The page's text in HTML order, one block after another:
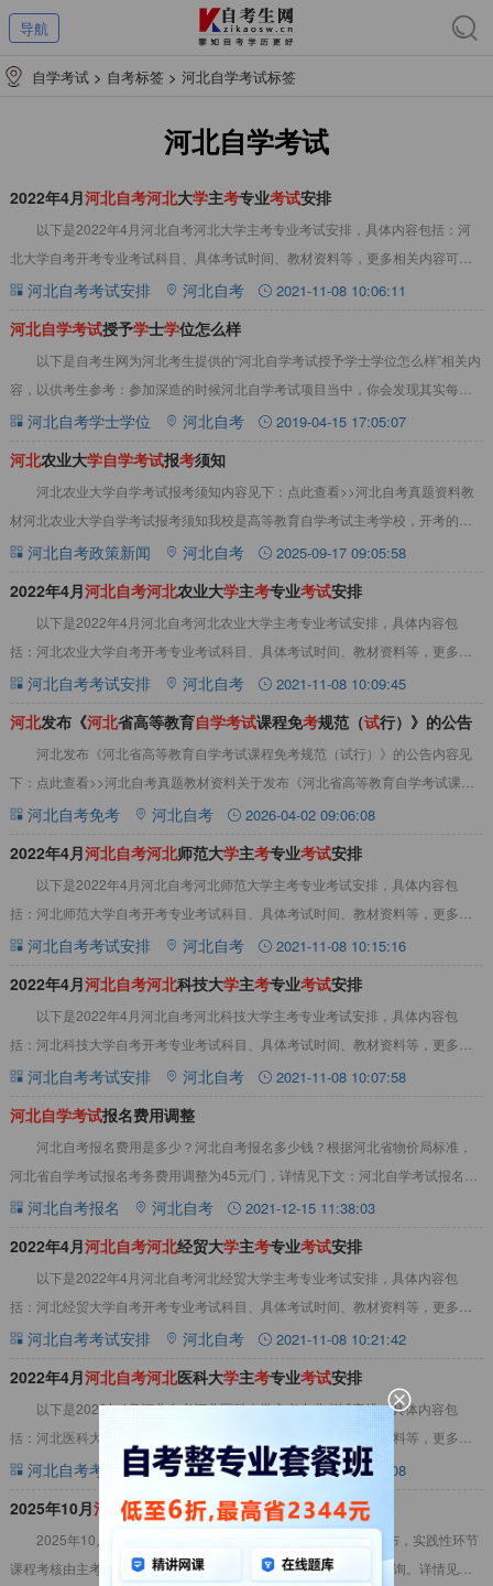
导航
自学考试 > 自考标签 > 河北自学考试标签
河北自学考试
2022年4月河北自考河北大学主考专业考试安排
以下是2022年4月河北自考河北大学主考专业考试安排，具体内容包括：河
北大学自考开考专业考试科目、具体考试时间、教材资料等，更多相关内容可查
看本站河北自考考试安排栏目。点此查看：自
河北自考考试安排 河北自考 2021-11-08 10:06:11
河北自学考试授予学士学位怎么样
以下是自考生网为河北考生提供的“河北自学考试授予学士学位怎么样”相关内
容，以供考生参考：参加深造的时候河北自学考试项目当中，你会发现其实每年
报考自考的学生较多，而且这部分在职人员就
河北自考学士学位 河北自考 2019-04-15 17:05:07
河北农业大学自学考试报考须知
河北农业大学自学考试报考须知内容见下：点此查看>>河北自考真题资料教
材河北农业大学自学考试报考须知我校是高等教育自学考试主考学校，开考的本
科专业共有3个，分别为：农林经济管理、动物
河北自考政策新闻 河北自考 2025-09-17 09:05:58
2022年4月河北自考河北农业大学主考专业考试安排
以下是2022年4月河北自考河北农业大学主考专业考试安排，具体内容包
括：河北农业大学自考开考专业考试科目、具体考试时间、教材资料等，更多相
关内容可查看本站河北自考考试安排栏目。点此
河北自考考试安排 河北自考 2021-11-08 10:09:45
河北发布《河北省高等教育自学考试课程免考规范（试行）》的公告
河北发布《河北省高等教育自学考试课程免考规范（试行）》的公告内容见
下：点此查看>>河北自考真题教材资料关于发布《河北省高等教育自学考试课程
免考规范（试行）》的公告为进一步完善我省高
河北自考免考 河北自考 2026-04-02 09:06:08
2022年4月河北自考河北师范大学主考专业考试安排
以下是2022年4月河北自考河北师范大学主考专业考试安排，具体内容包
括：河北师范大学自考开考专业考试科目、具体考试时间、教材资料等，更多相
关内容可查看本站河北自考考试安排栏目。点此
河北自考考试安排 河北自考 2021-11-08 10:15:16
2022年4月河北自考河北科技大学主考专业考试安排
以下是2022年4月河北自考河北科技大学主考专业考试安排，具体内容包
括：河北科技大学自考开考专业考试科目、具体考试时间、教材资料等，更多相
关内容可查看本站河北自考考试安排栏目。点此
河北自考考试安排 河北自考 2021-11-08 10:07:58
河北自学考试报名费用调整
河北自考报名费用是多少？河北自考报名多少钱？根据河北省物价局标准，
河北省自学考试报名考务费用调整为45元/门，详情见下文：河北自学考试报名费
用调整一、河北自考报名费根据河北省物价局
河北自考报名 河北自考 2021-12-15 11:38:03
2022年4月河北自考河北经贸大学主考专业考试安排
以下是2022年4月河北自考河北经贸大学主考专业考试安排，具体内容包
括：河北经贸大学自考开考专业考试科目、具体考试时间、教材资料等，更多相
关内容可查看本站河北自考考试安排栏目。点此
河北自考考试安排 河北自考 2021-11-08 10:21:42
2022年4月河北自考河北医科大学主考专业考试安排
以下是2022年4月河北自考河北医科大学主考专业考试安排，具体内容包
括：河北医科大学自考开考专业考试科目、具体考试时间、教材资料等，更多相
关内容可查看本站河北自考考试安排栏目。点此
河北自考考试安排 河北自考 2021-11-08 10:11:08
2025年10月河 北自考河北大学 停考专业实践课考试安排
2025年10月河北自考河北大学停考专业实践课考试安排已公布，实践性环节
课程考核由主考学校组织，考核时间及要求可登录相关学校网站查询。详情见下